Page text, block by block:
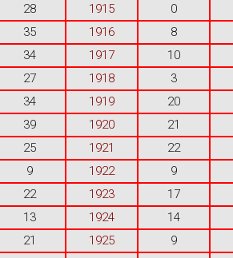
28 1915
0
35 1916
8
34 1917
10
27 1918
3
34 1919
20
39 1920
21
25 1921
22
9 1922
9
22 1923
17
13 1924
14
21 1925
9